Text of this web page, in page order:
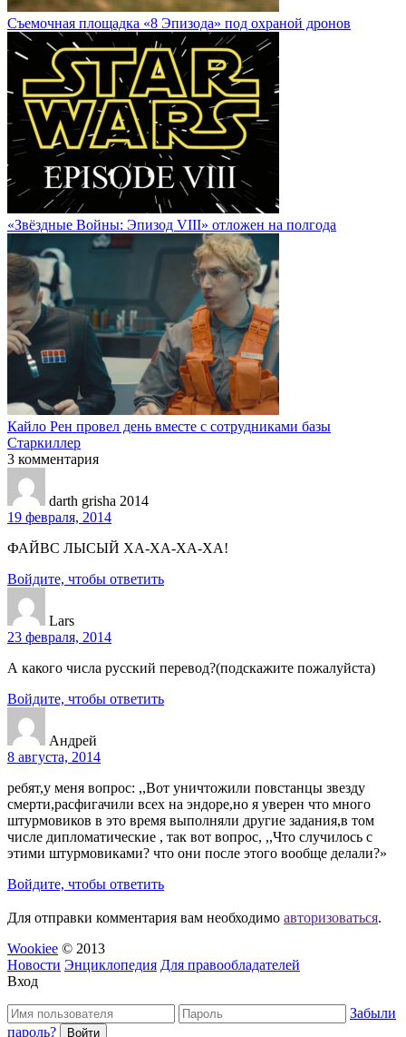
Cъемочная площадка «8 Эпизода» под охраной дронов
«Звёздные Войны: Эпизод VIII» отложен на полгода
Кайло Рен провел день вместе с сотрудниками базы
Старкиллер
3 комментария
darth grisha 2014
19 февраля, 2014
ФАЙВС ЛЫСЫЙ ХА-ХА-ХА-ХА!
Войдите, чтобы ответить
Lars
23 февраля, 2014
А какого числа русский перевод?(подскажите пожалуйста)
Войдите, чтобы ответить
Андрей
8 августа, 2014
ребят,у меня вопрос: ,,Вот уничтожили повстанцы звезду
смерти,расфигачили всех на эндоре,но я уверен что много
штурмовиков в это время выполняли другие задания,в том
числе дипломатические , так вот вопрос, ,,Что случилось с
этими штурмовиками? что они после этого вообще делали?»
Войдите, чтобы ответить
Для отправки комментария вам необходимо авторизоваться.
Wookiee © 2013
Новости Энциклопедия Для правообладателей
Вход
Забыли
пароль?